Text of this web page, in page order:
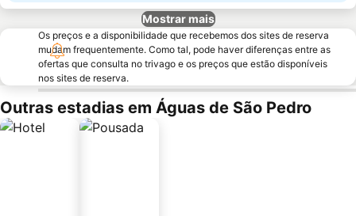
Mostrar mais
Os preços e a disponibilidade que recebemos dos sites de reserva
mudam frequentemente. Como tal, pode haver diferenças entre as
ofertas que consulta no trivago e os preços que estão disponíveis
nos sites de reserva.
Outras estadias em Águas de São Pedro